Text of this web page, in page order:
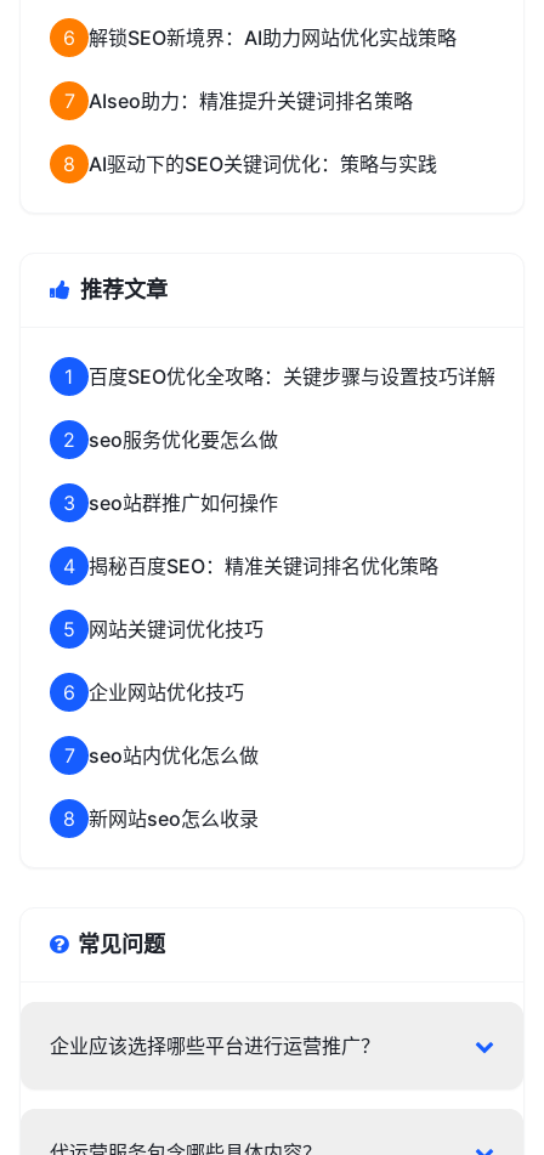
6 解锁SEO新境界：AI助力网站优化实战策略
7 AIseo助力：精准提升关键词排名策略
8 AI驱动下的SEO关键词优化：策略与实践
推荐文章
1 百度SEO优化全攻略：关键步骤与设置技巧详解
2 seo服务优化要怎么做
3 seo站群推广如何操作
4 揭秘百度SEO：精准关键词排名优化策略
5 网站关键词优化技巧
6 企业网站优化技巧
7 seo站内优化怎么做
8 新网站seo怎么收录
常见问题
企业应该选择哪些平台进行运营推广？